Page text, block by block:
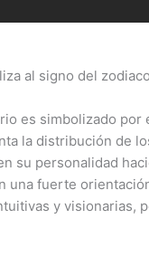
al signo del
es simbolizado por
la distribución de
su personalidad
una fuerte
y visionarias,